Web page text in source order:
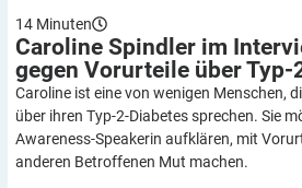
14 Minuten
Caroline Spindler im
gegen Vorurteile überTyp-
Caroline ist eine von wenigen Menschen,
über ihren Typ-2-Diabetes sprechen. Sie
Awareness-Speakerin aufklären, mit
anderen Betroffenen Mut machen.